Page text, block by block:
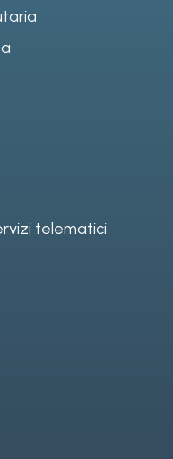
telematici